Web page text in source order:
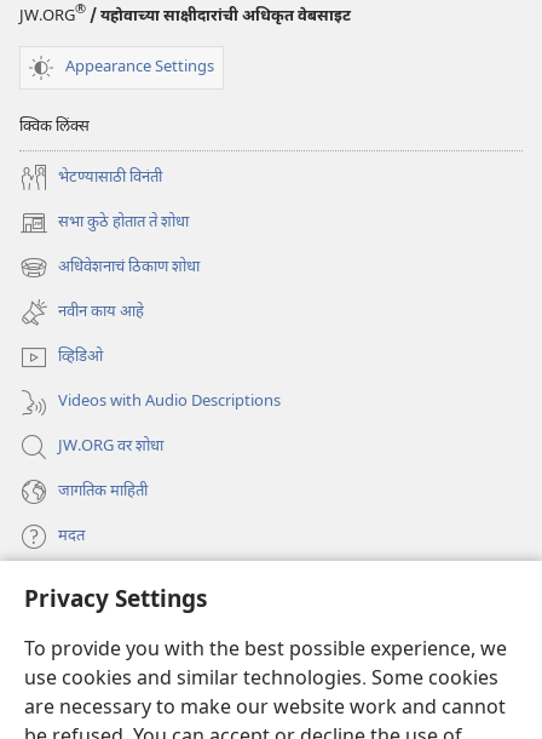
Privacy Settings
To provide you with the best possible experience, we
use cookies and similar technologies. Some cookies
are necessary to make our website work and cannot
JW.ORG® / यहोवाच्या साक्षीदारांची अधिकृत वेबसाइट
Appearance Settings
क्विक लिंक्स
भेटण्यासाठी विनंती
सभा कुठे होतात ते शोधा
(opens
new
window)
अधिवेशनाचं ठिकाण शोधा
(opens
new
window)
नवीन काय आहे
व्हिडिओ
Videos with Audio Descriptions
JW.ORG वर शोधा
जागतिक माहिती
मदत
दान
(opens
window)
Watchtower ONLINE LIBRARY™
(opens
new
window)
®
(opens